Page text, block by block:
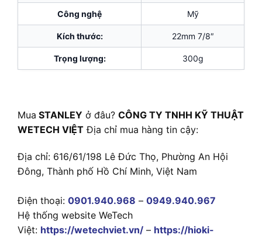
Công nghệ Mỹ
Kích thước: 22mm 7/8″
Trọng lượng: 300g
Mua STANLEY ở đâu? CÔNG TY TNHH KỸ THUẬT
WETECH VIỆT Địa chỉ mua hàng tin cậy:
Địa chỉ: 616/61/198 Lê Đức Thọ, Phường An Hội
Đông, Thành phố Hồ Chí Minh, Việt Nam
Điện thoại: 0901.940.968 – 0949.940.967
Hệ thống website WeTech
Việt: https://wetechviet.vn/ – https://hioki-